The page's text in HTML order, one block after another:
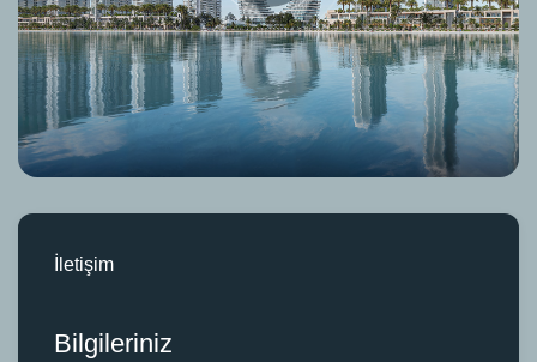
İletişim
Bilgileriniz